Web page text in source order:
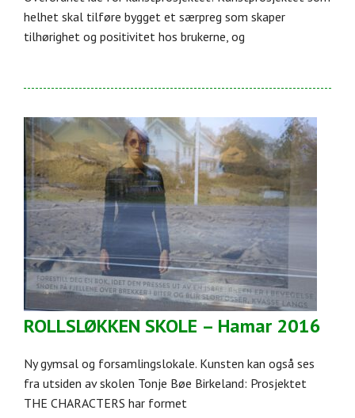
helhet skal tilføre bygget et særpreg som skaper
tilhørighet og positivitet hos brukerne, og
ROLLSLØKKEN SKOLE – Hamar 2016
Ny gymsal og forsamlingslokale. Kunsten kan også ses
fra utsiden av skolen Tonje Bøe Birkeland: Prosjektet
THE CHARACTERS har formet